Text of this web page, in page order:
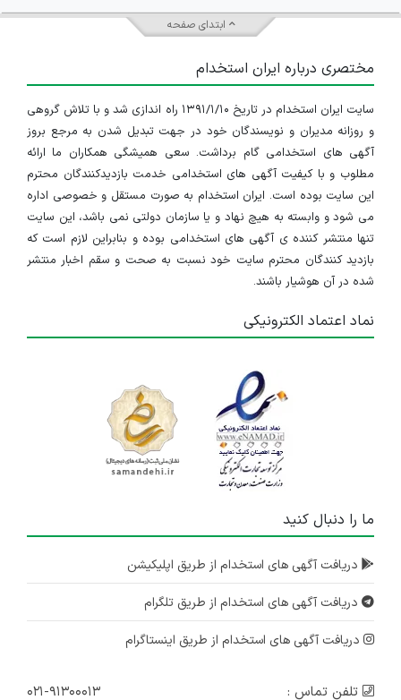
ابتدای صفحه
مختصری درباره ایران استخدام
سایت ایران استخدام در تاریخ ۱۳۹۱/۱/۱۰ راه اندازی شد و با تلاش گروهی
و روزانه مدیران و نویسندگان خود در جهت تبدیل شدن به مرجع بروز
آگهی های استخدامی گام برداشت. سعی همیشگی همکاران ما ارائه
مطلوب و با کیفیت آگهی های استخدامی خدمت بازدیدکنندگان محترم
این سایت بوده است. ایران استخدام به صورت مستقل و خصوصی اداره
می شود و وابسته به هیچ نهاد و یا سازمان دولتی نمی باشد، این سایت
تنها منتشر کننده ی آگهی های استخدامی بوده و بنابراین لازم است که
بازدید کنندگان محترم سایت خود نسبت به صحت و سقم اخبار منتشر
شده در آن هوشیار باشند.
نماد اعتماد الکترونیکی
ما را دنبال کنید
دریافت آگهی های استخدام از طریق اپلیکیشن
دریافت آگهی های استخدام از طریق تلگرام
دریافت آگهی های استخدام از طریق اینستاگرام
تلفن تماس : ۰۲۱-۹۱۳۰۰۰۱۳